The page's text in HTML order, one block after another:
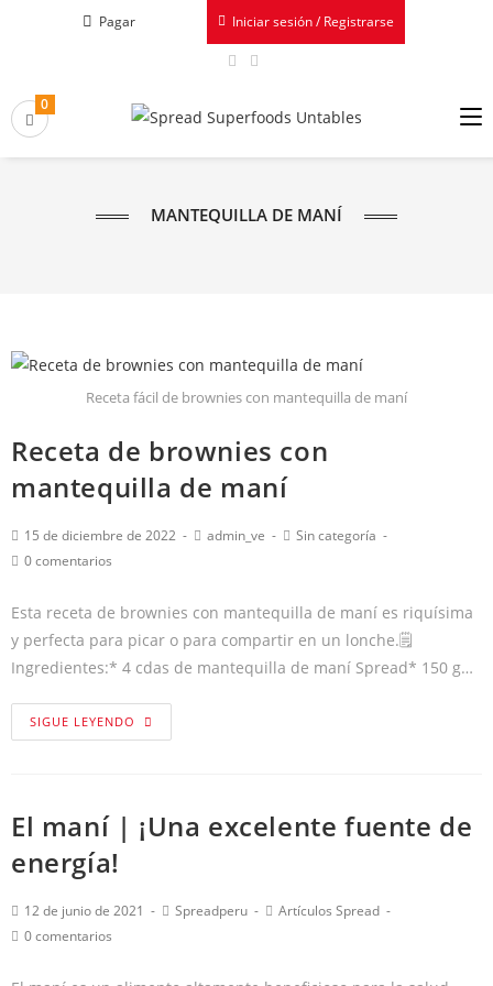
Pagar Iniciar sesión / Registrarse
0
MANTEQUILLA DE MANÍ
Receta fácil de brownies con mantequilla de maní
Receta de brownies con
mantequilla de maní
15 de diciembre de 2022 admin_ve
Sin categoría
0 comentarios
Esta receta de brownies con mantequilla de maní es riquísima
y perfecta para picar o para compartir en un lonche.🗒
Ingredientes:* 4 cdas de mantequilla de maní Spread* 150 g…
SIGUE LEYENDO
El maní | ¡Una excelente fuente de
energía!
12 de junio de 2021 Spreadperu
Artículos Spread
0 comentarios